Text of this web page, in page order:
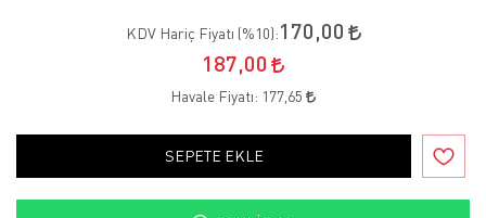
KDV Hariç Fiyatı (%10):170,00
187,00
Havale Fiyatı: 177,65
SEPETE EKLE